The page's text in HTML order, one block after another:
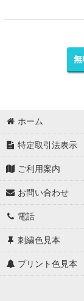
無
ホーム
特定取引法表示
ご利用案内
お問い合わせ
電話
刺繍色見本
プリント色見本